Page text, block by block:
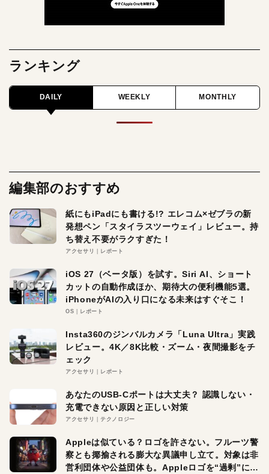
ランキング
DAILY WEEKLY MONTHLY
編集部のおすすめ
紙にもiPadにも書ける!? エレコム×ゼブラの新
発想ペン「スタイラスツーウェイ」レビュー。持
ち替え不要がラクすぎた！
アクセサリ レポート
iOS 27（ベータ版）を試す。Siri AI、ショート
カットの自動作成ほか、期待大の便利機能5選。
iPhoneがAIの入り口になる未来はすぐそこ！
OS レポート
Insta360のジンバルカメラ「Luna Ultra」実践
レビュー。4K／8K比較・ズーム・夜間撮影をチ
ェック
アクセサリ レポート
あなたのUSB-Cポートは大丈夫？ 認識しない・
充電できない原因と正しい対策
アクセサリ テクノロジー
Appleは似ている？ロゴを許さない。フルーツ警
察とも揶揄される膨大な異議申し立て。対象は非
営利団体や公益団体も。Appleロゴを“過剰”に守